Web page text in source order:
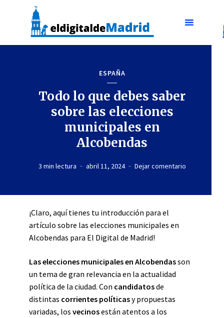
ESPAÑA
Todo lo que debes saber
sobre las elecciones
municipales en
Alcobendas
3 min lectura abril 11, 2024 Dejar comentario
¡Claro, aquí tienes tu introducción para el
artículo sobre las elecciones municipales en
Alcobendas para El Digital de Madrid!
Las elecciones municipales en Alcobendasson
un tema de gran relevancia en la actualidad
política de la ciudad. Con candidatosde
distintas corrientes políticasy propuestas
variadas, los vecinosestán atentos a los